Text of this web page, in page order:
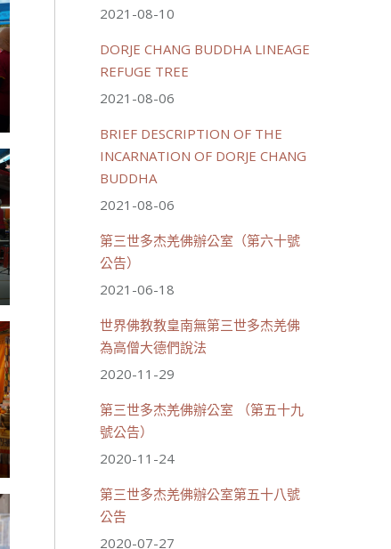
2021-08-10
DORJE CHANG BUDDHA LINEAGE
REFUGE TREE
2021-08-06
BRIEF DESCRIPTION OF THE
INCARNATION OF DORJE CHANG
BUDDHA
2021-08-06
第三世多杰羌佛辦公室（第六十號
公告）
2021-06-18
世界佛教教皇南無第三世多杰羌佛
為高僧大德們說法
2020-11-29
第三世多杰羌佛辦公室 （第五十九
號公告）
2020-11-24
第三世多杰羌佛辦公室第五十八號
公告
2020-07-27